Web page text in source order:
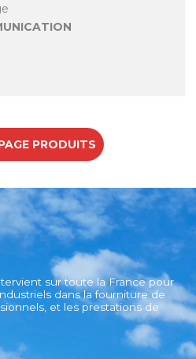
PRODUITS
sur toute la France pour
dans la fourniture de
et les prestations de